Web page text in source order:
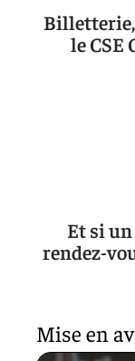
Billetterie,
le CSE
Et si
rendez-
Mise en